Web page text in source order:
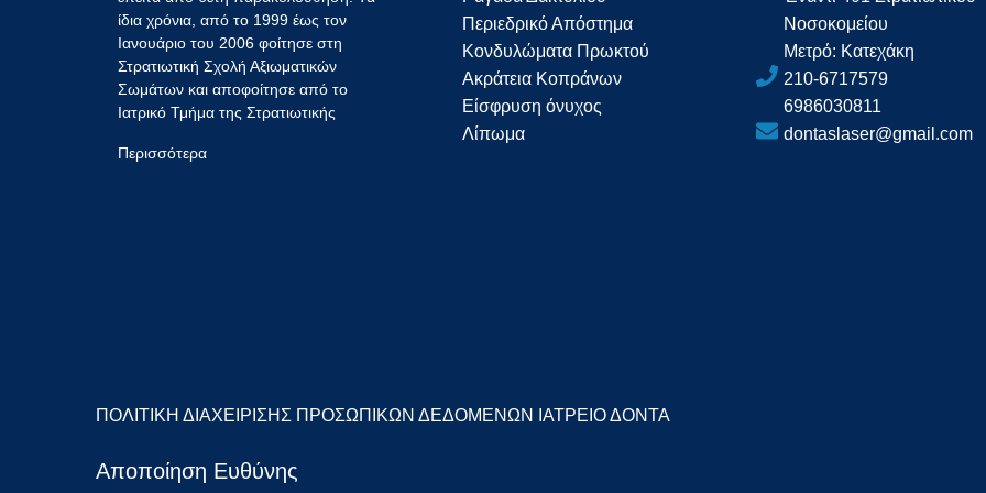
ίδια χρόνια, από το 1999 έως τον
Ιανουάριο του 2006 φοίτησε στη
Στρατιωτική Σχολή Αξιωματικών
Σωμάτων και αποφοίτησε από το
Ιατρικό Τμήμα της Στρατιωτικής
Περισσότερα
Περιεδρικό Απόστημα
Κονδυλώματα Πρωκτού
Ακράτεια Κοπράνων
Eίσφρυση όνυχος
Λίπωμα
Νοσοκομείου
Μετρό: Κατεχάκη
210-6717579
6986030811
dontaslaser@gmail.com
ΠΟΛΙΤΙΚΗ ΔΙΑΧΕΙΡΙΣΗΣ ΠΡΟΣΩΠΙΚΩΝ ΔΕΔΟΜΕΝΩΝ ΙΑΤΡΕΙΟ ΔΟΝΤΑ
Αποποίηση Ευθύνης